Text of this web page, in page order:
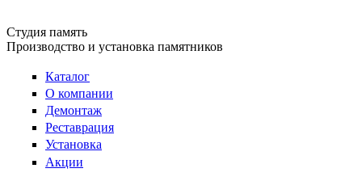
Студия память
Производство и установка памятников
Каталог
О компании
Демонтаж
Реставрация
Установка
Акции